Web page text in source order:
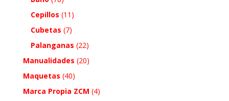
Cepillos (11)
Cubetas (7)
Palanganas (22)
Manualidades (20)
Maquetas (40)
Marca Propia ZCM (4)